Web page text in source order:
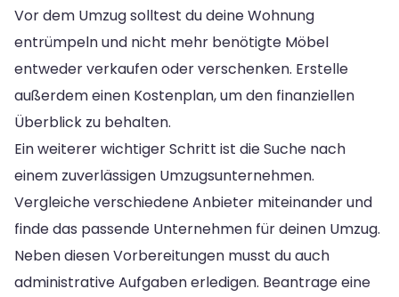
Vor dem Umzug solltest du deine Wohnung
entrümpeln und nicht mehr benötigte Möbel
entweder verkaufen oder verschenken. Erstelle
außerdem einen Kostenplan, um den finanziellen
Überblick zu behalten.
Ein weiterer wichtiger Schritt ist die Suche nach
einem zuverlässigen Umzugsunternehmen.
Vergleiche verschiedene Anbieter miteinander und
finde das passende Unternehmen für deinen Umzug.
Neben diesen Vorbereitungen musst du auch
administrative Aufgaben erledigen. Beantrage eine